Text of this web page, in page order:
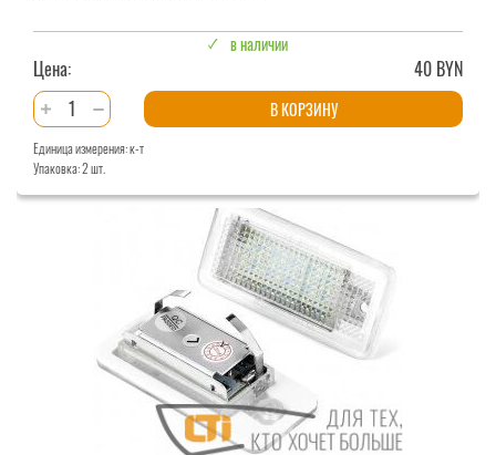
в наличии
Цена:
40 BYN
Количество
товара
Подсветка
номера
В КОРЗИНУ
Единица измерения: к-т
Упаковка: 2 шт.